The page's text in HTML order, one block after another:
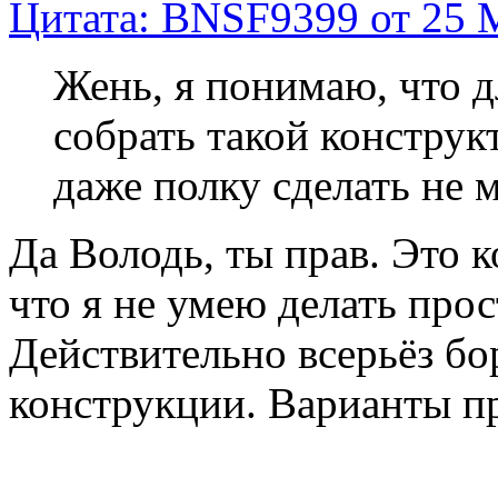
Цитата: BNSF9399 от 25
Жень, я понимаю, что
собрать такой
даже полку сделать не
Да Володь, ты прав. Это
что я не умею делать
Действительно всерьёз
конструкции. Варианты